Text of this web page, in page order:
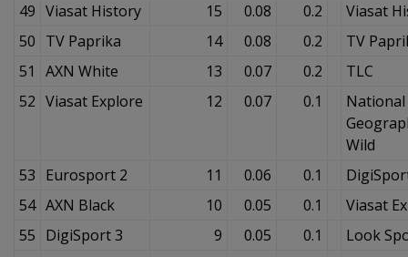
49 Viasat History 15 0.08 0.2
Viasat
50 TV Paprika 14 0.08 0.2
TV
51
AXN White 13 0.07 0.2
TLC
52 Viasat Explore 12 0.07 0.1
National
Wild
53 Eurosport 2 11 0.06 0.1
54 AXN Black 10 0.05 0.1
Viasat
55 DigiSport 3 9 0.05 0.1
Look